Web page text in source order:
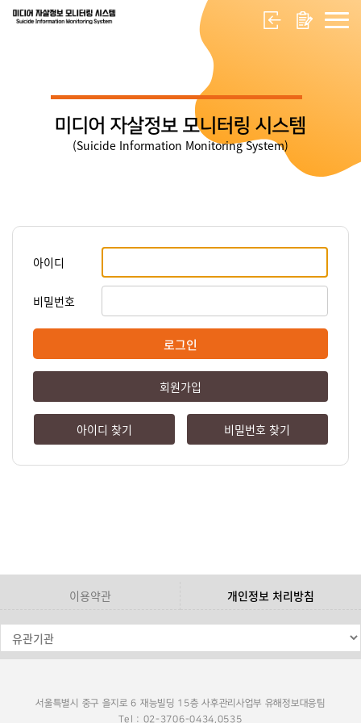
미디어 자살정보 모니터링 시스템
(Suicide Information Monitoring System)
아이디
비밀번호
로그인
회원가입
아이디 찾기 비밀번호 찾기
이용약관 개인정보 처리방침
서울특별시 중구 을지로 6 재능빌딩 15층 사후관리사업부 유해정보대응팀
Tel : 02-3706-0434,0535